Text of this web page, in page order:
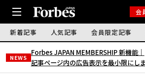
会
新着記事 人気記事 会員限定記事
NEWS
Forbes JAPAN MEMBERSHIP 新機能｜
記事ページ内の広告表示を最小限にし